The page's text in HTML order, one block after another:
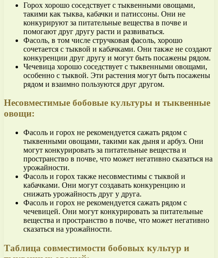
Горох хорошо соседствует с тыквенными овощами,
такими как тыква, кабачки и патиссоны. Они не
конкурируют за питательные вещества в почве и
помогают друг другу расти и развиваться.
Фасоль, в том числе стручковая фасоль, хорошо
сочетается с тыквой и кабачками. Они также не создают
конкуренции друг другу и могут быть посажены рядом.
Чечевица хорошо соседствует с тыквенными овощами,
особенно с тыквой. Эти растения могут быть посажены
рядом и взаимно пользуются друг другом.
Несовместимые бобовые культуры и тыквенные
овощи:
Фасоль и горох не рекомендуется сажать рядом с
тыквенными овощами, такими как дыня и арбуз. Они
могут конкурировать за питательные вещества и
пространство в почве, что может негативно сказаться на
урожайности.
Фасоль и горох также несовместимы с тыквой и
кабачками. Они могут создавать конкуренцию и
снижать урожайность друг у друга.
Фасоль и горох не рекомендуется сажать рядом с
чечевицей. Они могут конкурировать за питательные
вещества и пространство в почве, что может негативно
сказаться на урожайности.
Таблица совместимости бобовых культур и